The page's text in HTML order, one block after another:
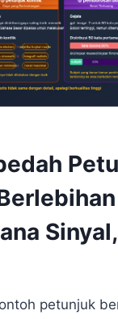
petunjuk